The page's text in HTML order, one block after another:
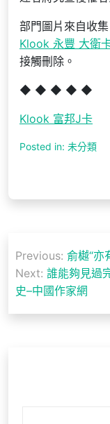
部門圖片來自收
Klook 永豐 大衛
接觸刪除。
◆ ◆ ◆ ◆ ◆
Klook 富邦J卡
Posted in: 未分類
章
導
覽
Previous: 俞樾“亦
Next: 誰能夠見過
史–中國作家網